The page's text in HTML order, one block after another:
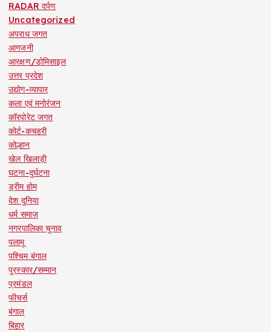
RADAR दर्पण
Uncategorized
अपराध जगत
आगजनी
आरक्षण/डोमिसाइल
उत्तर प्रदेश
उद्योग-व्यापार
कला एवं मनोरंजन
कॉरपोरेट जगत
कोर्ट-कचहरी
कोल्हान
खेल खिलाड़ी
घटना-दुर्घटना
ड्रीम होम
देश दुनिया
धर्म समाज
नगरपालिका चुनाव
पलामू
पश्चिम बंगाल
पुरस्कार/सम्मान
प्रमंडल
फीचर्स
बंगाल
बिहार